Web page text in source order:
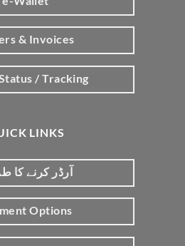
& Invoices
/ Tracking
LINKS
آرڈر کرنے کا
Options